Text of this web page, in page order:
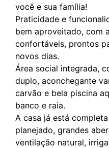
você e sua família!
Praticidade e
bem aproveitado, com
confortáveis, prontos
novos dias.
Área social integrada,
duplo, aconchegante
carvão e bela piscina
banco e raia.
A casa já está
planejado, grandes
ventilação natural,